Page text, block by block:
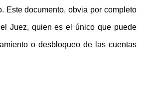
Este documento, obvia por completo
Juez, quien es el único que puede
o desbloqueo de las cuentas